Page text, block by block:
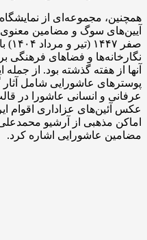
همچنین، مجموعه‌ای از
آیین‌های سوگ و مضامین معنوی
صفر
نگارخانه‌ها و فضاهای فرهنگی
آنها از هفته گذشته بود. از
پوسترهای عاشورایی شامل
عرفانی و انسانی عاشورا در
عکس آئین‌های عزاداری اقوام
اماکن مذهبی از آرشیو
مضامین عاشورایی اشاره کرد.